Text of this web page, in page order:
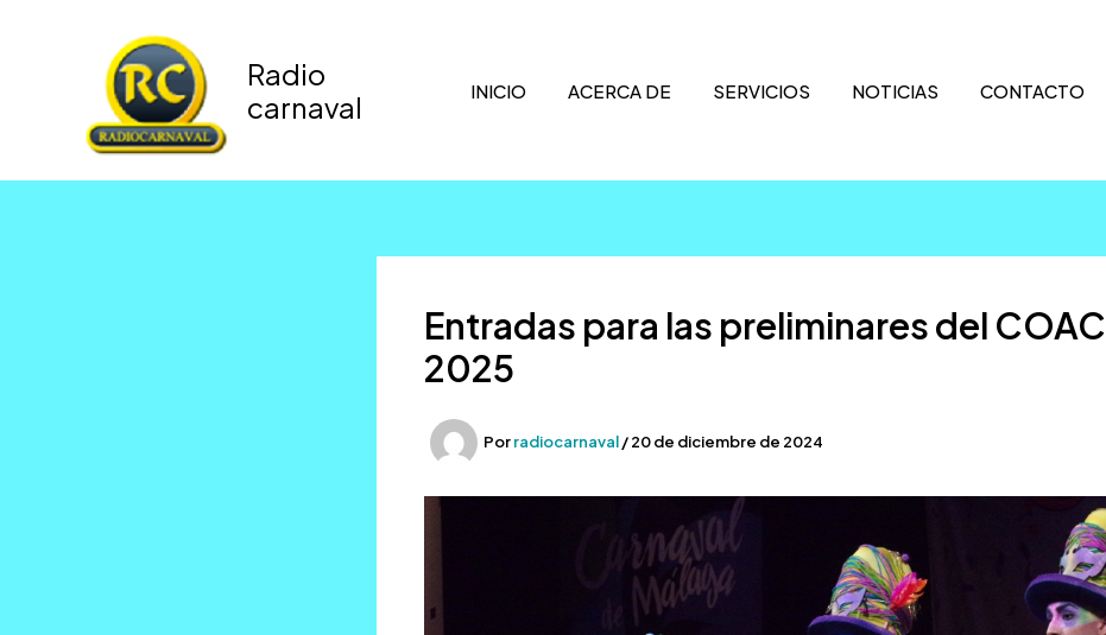
Radio
carnaval
INICIO ACERCA DE SERVICIOS NOTICIAS CONTACTO
Entradas para las preliminares del COAC
2025
Porradiocarnaval/20 de diciembre de 2024